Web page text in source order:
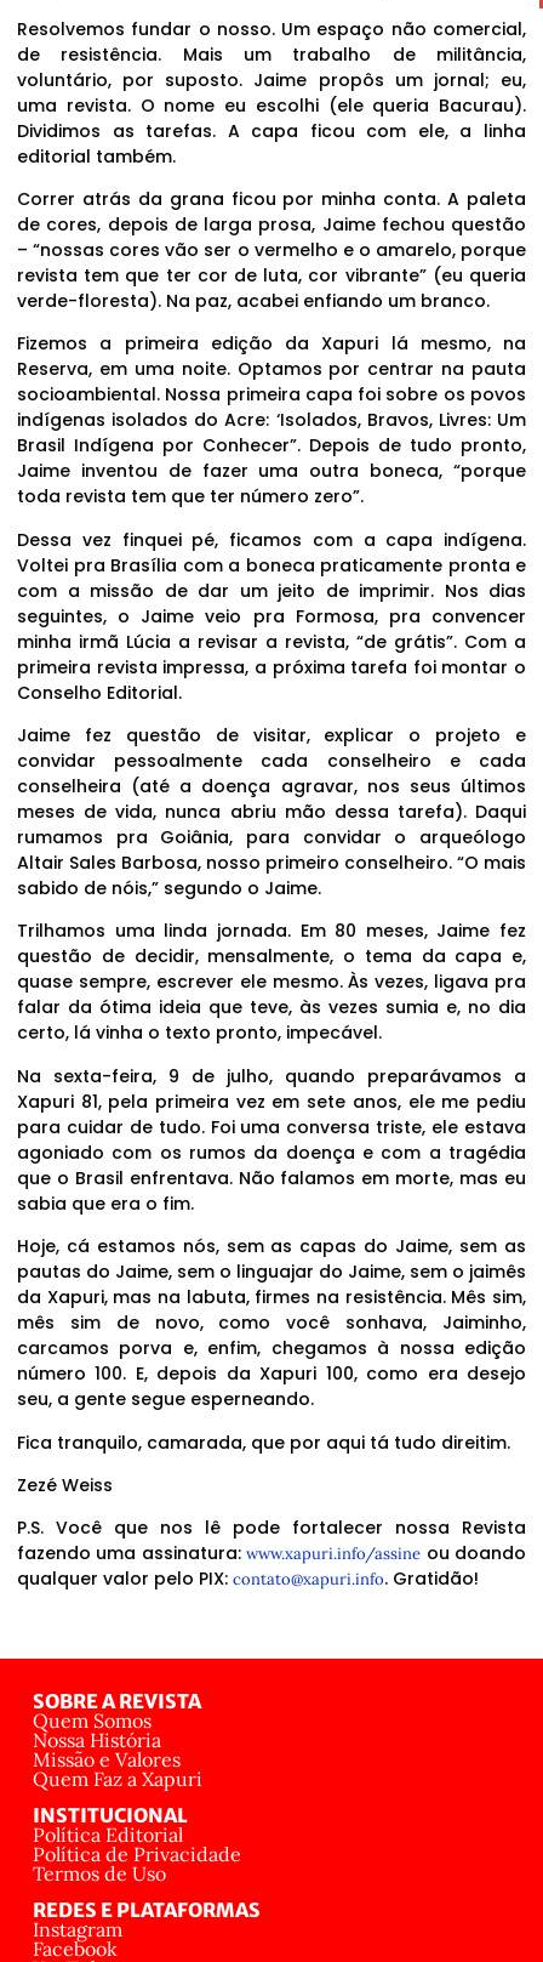
Resolvemos fundar o nosso. Um espaço não comercial,
de resistência. Mais um trabalho de militância,
voluntário, por suposto. Jaime propôs um jornal; eu,
uma revista. O nome eu escolhi (ele queria Bacurau).
Dividimos as tarefas. A capa ficou com ele, a linha
editorial também.
Correr atrás da grana ficou por minha conta. A paleta
de cores, depois de larga prosa, Jaime fechou questão
– “nossas cores vão ser o vermelho e o amarelo, porque
revista tem que ter cor de luta, cor vibrante” (eu queria
verde-floresta). Na paz, acabei enfiando um branco.
Fizemos a primeira edição da Xapuri lá mesmo, na
Reserva, em uma noite. Optamos por centrar na pauta
socioambiental. Nossa primeira capa foi sobre os povos
indígenas isolados do Acre: ‘Isolados, Bravos, Livres: Um
Brasil Indígena por Conhecer”. Depois de tudo pronto,
Jaime inventou de fazer uma outra boneca, “porque
toda revista tem que ter número zero”.
Dessa vez finquei pé, ficamos com a capa indígena.
Voltei pra Brasília com a boneca praticamente pronta e
com a missão de dar um jeito de imprimir. Nos dias
seguintes, o Jaime veio pra Formosa, pra convencer
minha irmã Lúcia a revisar a revista, “de grátis”. Com a
primeira revista impressa, a próxima tarefa foi montar o
Conselho Editorial.
Jaime fez questão de visitar, explicar o projeto e
convidar pessoalmente cada conselheiro e cada
conselheira (até a doença agravar, nos seus últimos
meses de vida, nunca abriu mão dessa tarefa). Daqui
rumamos pra Goiânia, para convidar o arqueólogo
Altair Sales Barbosa, nosso primeiro conselheiro. “O mais
sabido de nóis,” segundo o Jaime.
Trilhamos uma linda jornada. Em 80 meses, Jaime fez
questão de decidir, mensalmente, o tema da capa e,
quase sempre, escrever ele mesmo. Às vezes, ligava pra
falar da ótima ideia que teve, às vezes sumia e, no dia
certo, lá vinha o texto pronto, impecável.
Na sexta-feira, 9 de julho, quando preparávamos a
Xapuri 81, pela primeira vez em sete anos, ele me pediu
para cuidar de tudo. Foi uma conversa triste, ele estava
agoniado com os rumos da doença e com a tragédia
que o Brasil enfrentava. Não falamos em morte, mas eu
sabia que era o fim.
Hoje, cá estamos nós, sem as capas do Jaime, sem as
pautas do Jaime, sem o linguajar do Jaime, sem o jaimês
da Xapuri, mas na labuta, firmes na resistência. Mês sim,
mês sim de novo, como você sonhava, Jaiminho,
carcamos porva e, enfim, chegamos à nossa edição
número 100. E, depois da Xapuri 100, como era desejo
seu, a gente segue esperneando.
Fica tranquilo, camarada, que por aqui tá tudo direitim.
Zezé Weiss
P.S. Você que nos lê pode fortalecer nossa Revista
fazendo uma assinatura:www.xapuri.info/assine ou doando
qualquer valor pelo PIX: contato@xapuri.info. Gratidão!
SOBRE A REVISTA
Quem Somos
Nossa História
Missão e Valores
Quem Faz a Xapuri
INSTITUCIONAL
Política Editorial
Política de Privacidade
Termos de Uso
REDES E PLATAFORMAS
Instagram
Facebook